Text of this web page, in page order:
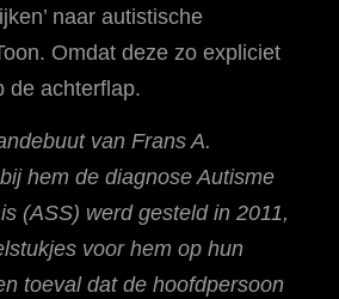
naar autistische
Omdat deze zo expliciet
de achterflap.
van Frans A.
hem de diagnose Autisme
(ASS) werd gesteld in 2011,
voor hem op hun
toeval dat de hoofdpersoon